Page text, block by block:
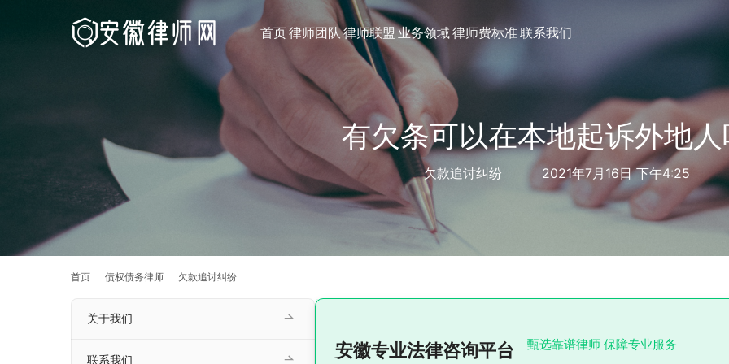
首页律师团队律师联盟业务领域律师费标准联系我们
有欠条可以在本地起诉外地
欠款追讨纠纷 2021年7月16日 下午4:25
首页 债权债务律师 欠款追讨纠纷
安徽专业法律咨询平台 甄选靠谱律师 保障专业服务
关于我们
联系我们